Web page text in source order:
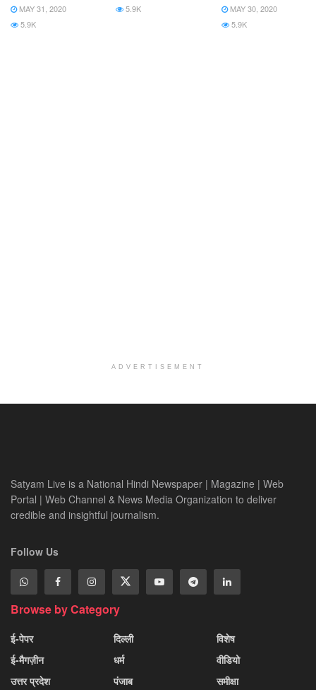
MAY 31, 2020
5.9K
5.9K
MAY 30, 2020
5.9K
ADVERTISEMENT
Satyam Live is a National Hindi Newspaper | Magazine | Web
Portal | Web Channel & News Media Organization to deliver
credible and insightful journalism.
Follow Us
Browse by Category
ई-पेपर
ई-मैगज़ीन
उत्तर प्रदेश
दिल्ली
धर्म
पंजाब
विशेष
वीडियो
समीक्षा